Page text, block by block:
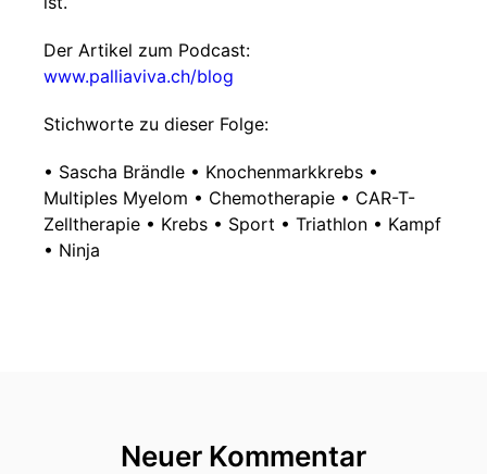
Der Artikel zum Podcast:
www.palliaviva.ch/blog
Stichworte zu dieser Folge:
• Sascha Brändle • Knochenmarkkrebs •
Multiples Myelom • Chemotherapie • CAR-T-
Zelltherapie • Krebs • Sport • Triathlon • Kampf
• Ninja
Neuer Kommentar